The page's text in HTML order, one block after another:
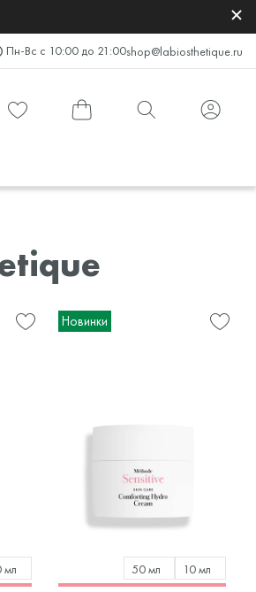
Пн-Вс с 10:00 до 21:00shop@labiosthetique.ru
мл
Новинки
50 мл 10 мл